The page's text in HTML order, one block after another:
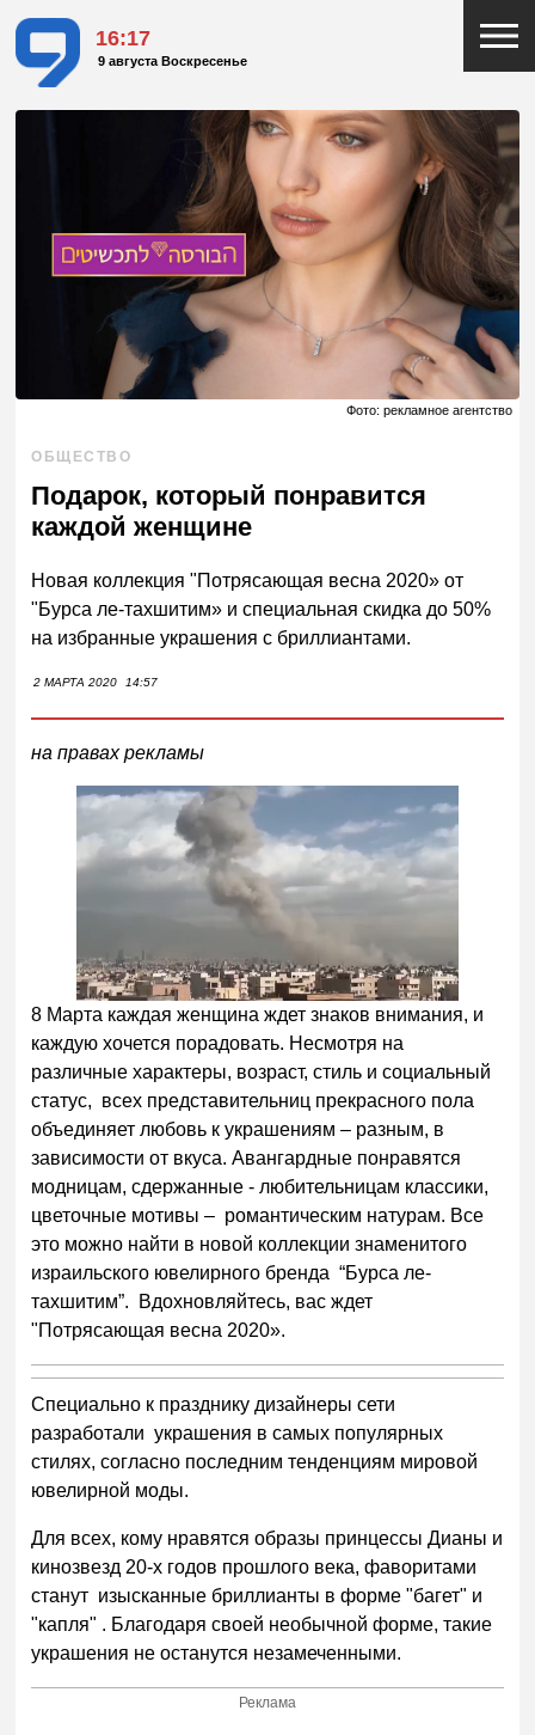
16:17
9 августа Воскресенье
Фото: рекламное агентство
ОБЩЕСТВО
Подарок, который понравится
каждой женщине
Новая коллекция "Потрясающая весна 2020» от
"Бурса ле-тахшитим» и специальная скидка до 50%
на избранные украшения с бриллиантами.
2 МАРТА 2020 14:57
на правах рекламы
8 Марта каждая женщина ждет знаков внимания, и
каждую хочется порадовать. Несмотря на
различные характеры, возраст, стиль и социальный
статус, всех представительниц прекрасного пола
объединяет любовь к украшениям – разным, в
зависимости от вкуса. Авангардные понравятся
модницам, сдержанные - любительницам классики,
цветочные мотивы – романтическим натурам. Все
это можно найти в новой коллекции знаменитого
израильского ювелирного бренда “Бурса ле-
тахшитим”. Вдохновляйтесь, вас ждет
"Потрясающая весна 2020».
Специально к празднику дизайнеры сети
разработали украшения в самых популярных
стилях, согласно последним тенденциям мировой
ювелирной моды.
Для всех, кому нравятся образы принцессы Дианы и
кинозвезд 20-х годов прошлого века, фаворитами
станут изысканные бриллианты в форме "багет" и
"капля" . Благодаря своей необычной форме, такие
украшения не останутся незамеченными.
Реклама